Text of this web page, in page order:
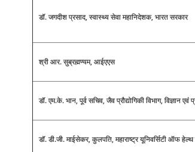
डॉ. जगदीश प्रसाद, स्वास्थ्य सेवा महानिदेशक, भारत सरकार
श्री आर. सुब्रह्मण्यम, आईएएस
डॉ. एम.के. भान, पूर्व सचिव, जैव प्रौद्योगिकी विभाग, विज्ञान एवं
डॉ. डी.जी. माईसेकर, कुलपति, महाराष्ट्र यूनिवर्सिटी ऑफ